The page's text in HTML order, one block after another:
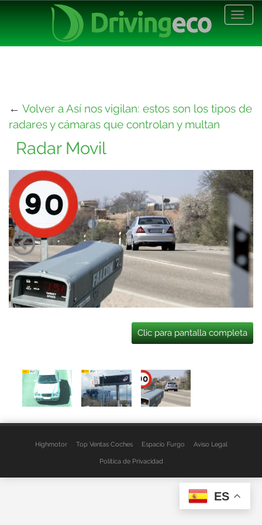
← Volver a Así nos vigilan: estos son los tipos de
radares y cámaras que controlan y multan
Radar Movil
Clic para pantalla completa
Highmotor Top Ventas Coches Espacio Furgo Aviso Legal
Política de Privacidad
ES